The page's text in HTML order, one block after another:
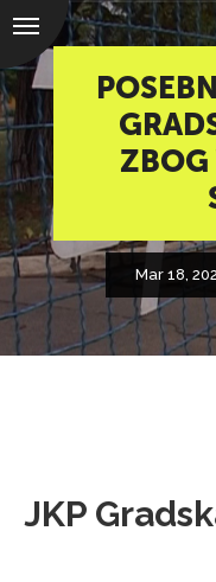
ZBOG
Mar 18,
JKP